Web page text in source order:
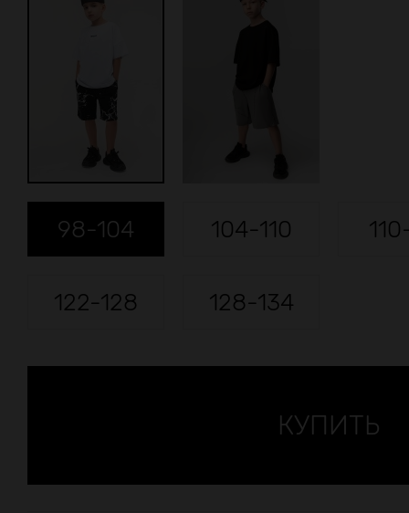
98-104 104-110
122-128 128-134